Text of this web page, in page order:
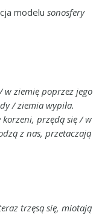
modelu sonosfery
w ziemię poprzez jego
/ ziemia wypiła.
korzeni, przędą się / w
z nas, przetaczają
trzęsą się, miotają